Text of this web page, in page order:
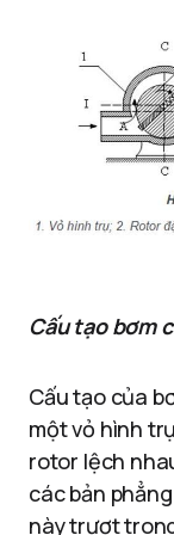
Cấu tạo bơm
Cấu tạo của
một vỏ hình
rotor lệch
các bản
này trượt